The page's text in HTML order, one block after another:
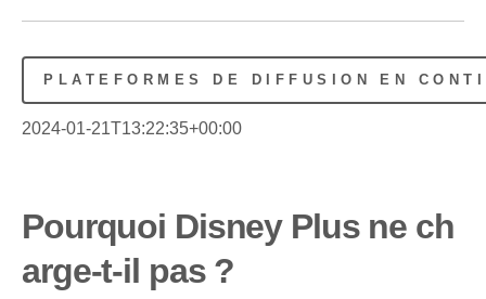
PLATEFORMES DE DIFFUSION EN
2024-01-21T13:22:35+00:00
Pourquoi Disney Plus ne ch
arge-t-il pas ?